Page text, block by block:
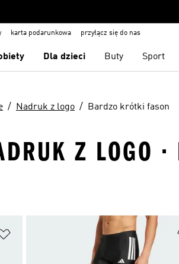
karta podarunkowa przyłącz się do nas
Dla dzieci Buty Sport
Nadruk z logo Bardzo krótki fason
Z LOGO
Dodaj do listy życzeń